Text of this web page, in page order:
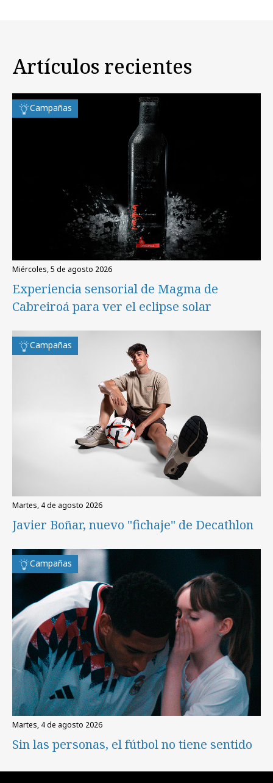
Artículos recientes
Campañas
miércoles, 5 de agosto 2026
Experiencia sensorial de Magma de
Cabreiroá para ver el eclipse solar
Campañas
martes, 4 de agosto 2026
Javier Boñar, nuevo "fichaje" de Decathlon
Campañas
martes, 4 de agosto 2026
Sin las personas, el fútbol no tiene sentido